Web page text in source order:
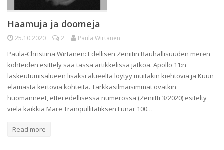
Haamuja ja doomeja
25.10.2020 2 Paula Wirtanen
Paula-Christiina Wirtanen: Edellisen Zeniitin Rauhallisuuden meren
kohteiden esittely saa tässä artikkelissa jatkoa. Apollo 11:n
laskeutumisalueen lisäksi alueelta löytyy muitakin kiehtovia ja Kuun
elämästä kertovia kohteita. Tarkkasilmäisimmät ovatkin
huomanneet, ettei edellisessä numerossa (Zeniitti 3/2020) esitelty
vielä kaikkia Mare Tranquillitatiksen Lunar 100…
Read more